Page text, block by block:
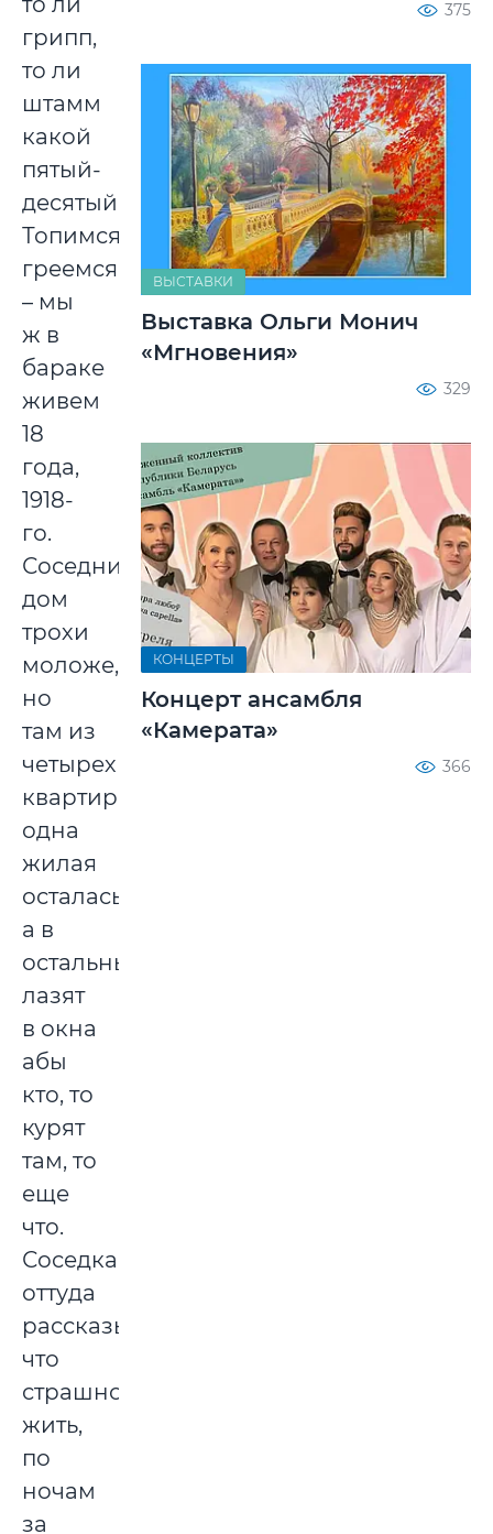
грипп,
то ли
штамм
какой
пятый-
десятый.
Топимся,
греемся
– мы
ж в
бараке
живем
18
года,
1918-
го.
Соседний
дом
трохи
моложе,
но
там из
четырех
квартир
одна
жилая
осталась,
а в
остальные
лазят
в окна
абы
кто, то
курят
там, то
еще
что.
Соседка
оттуда
рассказывала,
что
страшно
жить,
по
ночам
за
375
ВЫСТАВКИ
Выставка Ольги Монич
«Мгновения»
329
КОНЦЕРТЫ
Концерт ансамбля
«Камерата»
366